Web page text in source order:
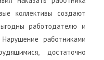
коллективы создают
работодателю и
работниками
достаточно